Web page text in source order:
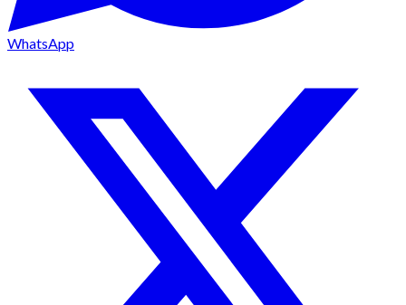
WhatsApp